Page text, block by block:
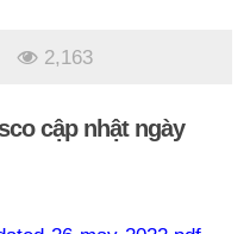
2,163
cập nhật ngày